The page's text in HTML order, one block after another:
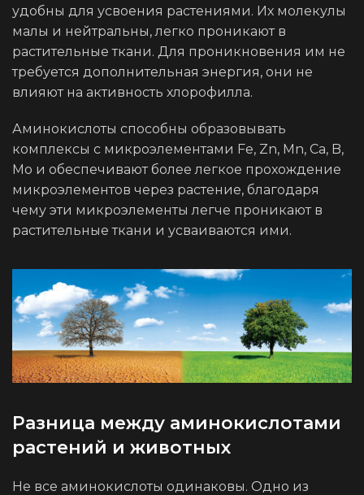
удобны для усвоения растениями. Их молекулы
малы и нейтральны, легко проникают в
растительные ткани. Для проникновения им не
требуется дополнительная энергия, они не
влияют на активность хлорофилла.
Аминокислоты способны образовывать
комплексы с микроэлементами Fe, Zn, Mn, Ca, B,
Mo и обеспечивают более легкое прохождение
микроэлементов через растение, благодаря
чему эти микроэлементы легче проникают в
растительные ткани и усваиваются ими.
Разница между аминокислотами
растений и животных
Не все аминокислоты одинаковы. Одно из